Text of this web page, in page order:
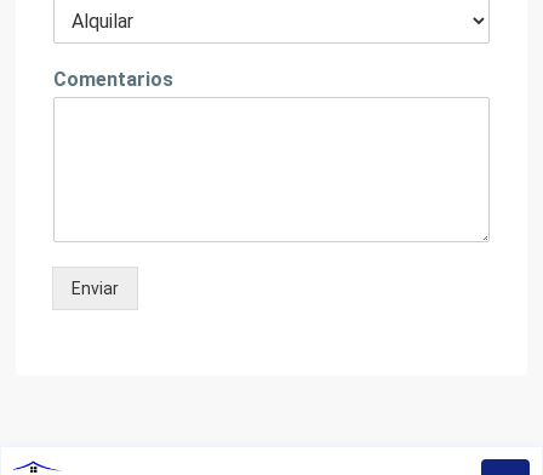
Comentarios
Enviar